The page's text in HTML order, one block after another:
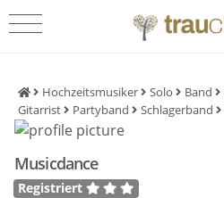
Hochzeitsmusiker Solo Band
Gitarrist
Partyband Schlagerband
Musicdance
Registriert